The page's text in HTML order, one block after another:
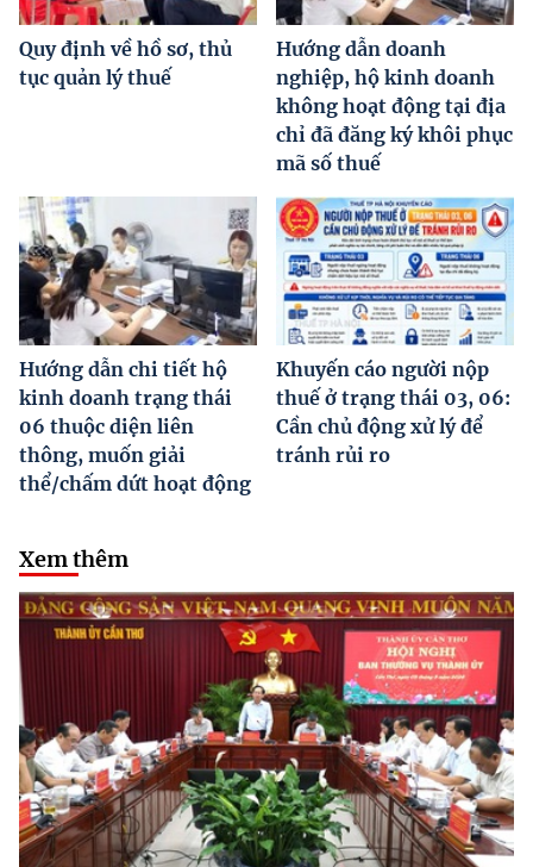
Quy định về hồ sơ, thủ
tục quản lý thuế
Hướng dẫn doanh
nghiệp, hộ kinh doanh
không hoạt động tại địa
chỉ đã đăng ký khôi phục
mã số thuế
Hướng dẫn chi tiết hộ
kinh doanh trạng thái
06 thuộc diện liên
thông, muốn giải
thể/chấm dứt hoạt động
Khuyến cáo người nộp
thuế ở trạng thái 03, 06:
Cần chủ động xử lý để
tránh rủi ro
Xem thêm